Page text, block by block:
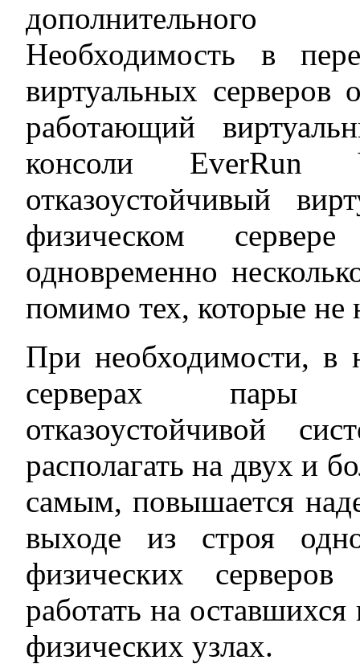
Необходимость в
виртуальных серверов
работающий
консоли
отказоустойчивый
физическом
одновременно
помимо тех, которые не
При необходимости, в
серверах пары
отказоустойчивой
располагать на двух и
самым, повышается
выходе из строя
физических
работать на
физических узлах.